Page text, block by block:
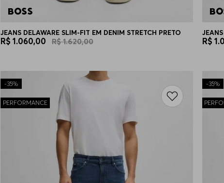
JEANS DELAWARE SLIM-FIT EM DENIM STRETCH PRETO
R$ 1.060,00 R$ 1.620,00 R$ 1.
-35%
PERFORMANCE
-35%